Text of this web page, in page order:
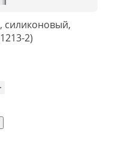
силиконовый,
2)